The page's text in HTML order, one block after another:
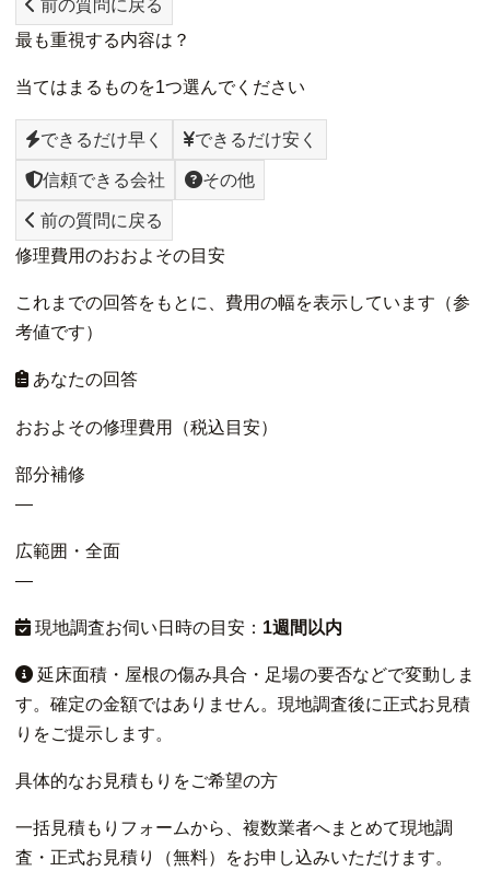
前の質問に戻る
最も重視する内容は？
当てはまるものを1つ選んでください
できるだけ早く できるだけ安く
信頼できる会社 その他
前の質問に戻る
修理費用のおおよその目安
これまでの回答をもとに、費用の幅を表示しています（参
考値です）
あなたの回答
おおよその修理費用（税込目安）
部分補修
—
広範囲・全面
—
現地調査お伺い日時の目安： 1週間以内
延床面積・屋根の傷み具合・足場の要否などで変動しま
す。確定の金額ではありません。現地調査後に正式お見積
りをご提示します。
具体的なお見積もりをご希望の方
一括見積もりフォームから、複数業者へまとめて現地調
査・正式お見積り（無料）をお申し込みいただけます。